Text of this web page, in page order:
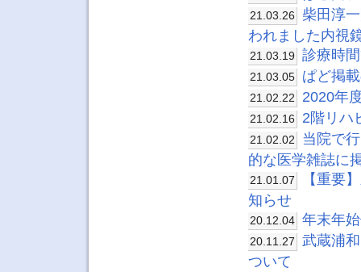
21.03.26
柴田淳
われました内視
21.03.19 診療時
21.03.05 ぱど掲
21.02.22 2020年
21.02.16 2階リハ
21.02.02
当院で
的な医学雑誌に
21.01.07
【重要
知らせ
20.12.04 年末年
20.11.27
武蔵浦
ついて